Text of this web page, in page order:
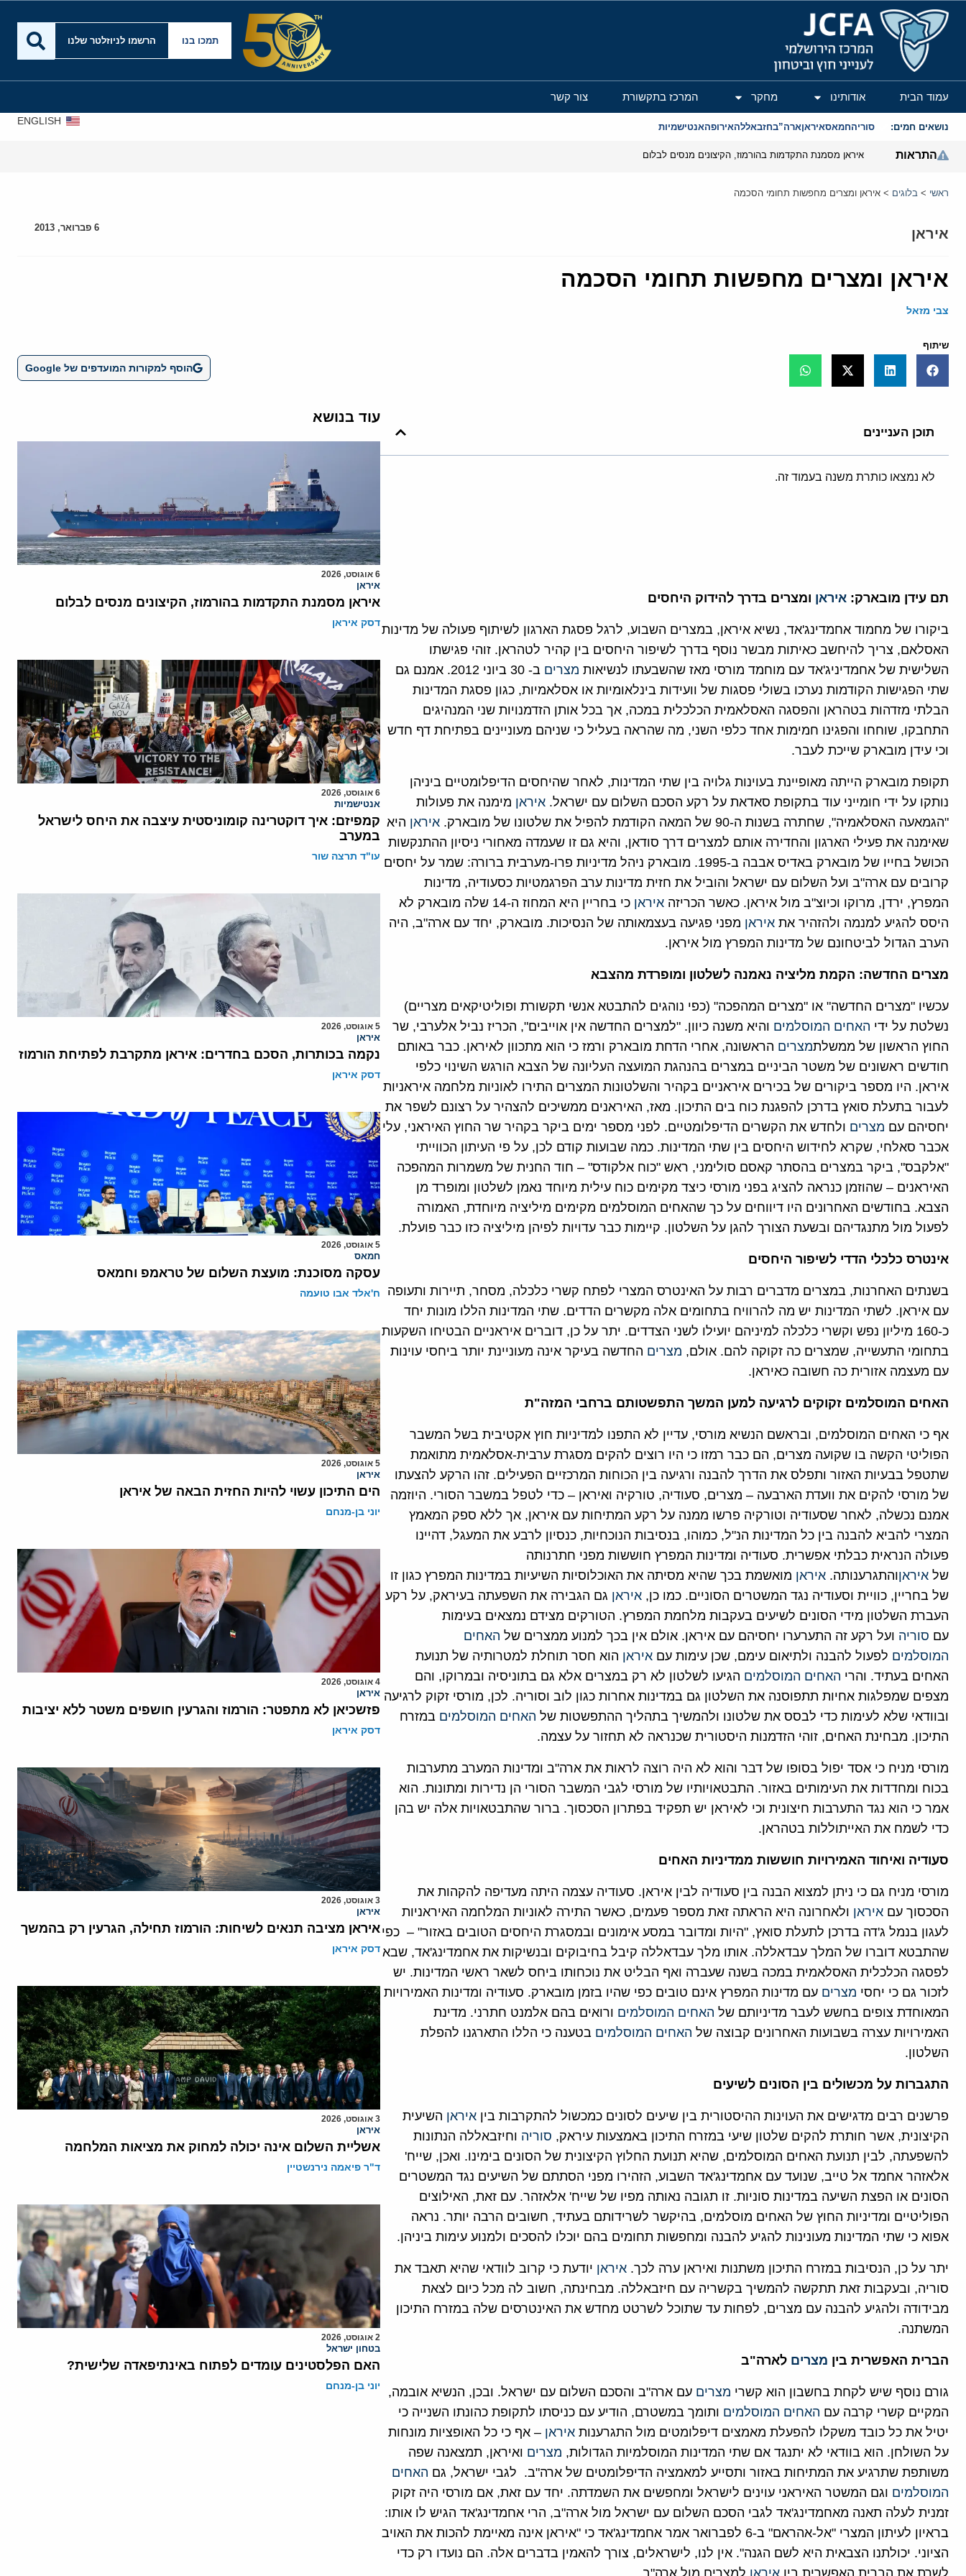
המרכז הירושלמי לענייני חוץ וביטחון
תמכו בנו הרשמו לניוזלטר שלנו
עמוד הבית אודותינו מחקר המרכז בתקשורת צור קשר
נושאים חמים: סוריהחמאסאיראןארה”בחזבאללהאירופהאנטישמיות
ENGLISH
התראות איראן מסמנת התקדמות בהורמוז, הקיצונים מנסים לבלום
ראשי > בלוגים > איראן ומצרים מחפשות תחומי הסכמה
איראן 6 פברואר, 2013
איראן ומצרים מחפשות תחומי הסכמה
צבי מזאל
שיתוף
הוסף למקורות המועדפים של Google
תוכן העניינים
לא נמצאו כותרת משנה בעמוד זה.
תם עידן מובארק: איראן ומצרים בדרך להידוק היחסים
ביקורו של מחמוד אחמדינג'אד, נשיא איראן, במצרים השבוע, לרגל פסגת הארגון לשיתוף פעולה של מדינות
האסלאם, צריך להיחשב כאיתות מבשר נוסף בדרך לשיפור היחסים בין קהיר לטהראן. זוהי פגישתו
השלישית של אחמדיניג'אד עם מוחמד מורסי מאז שהשבעתו לנשיאות מצרים
ב- 30 ביוני 2012. אמנם גם
שתי הפגישות הקודמות נערכו בשולי פסגות של וועידות בינלאומיות או אסלאמיות, כגון פסגת המדינות
הבלתי מזדהות בטהראן והפסגה האסלאמית הכלכלית במכה, אך בכל אותן הזדמנויות שני המנהיגים
התחבקו, שוחחו והפגינו חמימות אחד כלפי השני, מה שהראה בעליל כי שניהם מעוניינים בפתיחת דף חדש
וכי עידן מובארק שייכת לעבר.
תקופת מובארק הייתה מאופיינת בעוינות גלויה בין שתי המדינות, לאחר שהיחסים הדיפלומטיים ביניהן
נותקו על ידי חומייני עוד בתקופת סאדאת על רקע הסכם השלום עם ישראל. איראן מימנה את פעולות
"הגמאעה האסלאמיה", שחתרה בשנות ה-90 של המאה הקודמת להפיל את שלטונו של מובארק.
איראן היא
שאימנה את פעילי הארגון והחדירה אותם למצרים דרך סודאן, והיא גם זו שעמדה מאחורי ניסיון ההתנקשות
הכושל בחייו של מובארק באדיס אבבה ב-1995. מובארק ניהל מדיניות פרו-מערבית ברורה: שמר על יחסים
קרובים עם ארה"ב ועל השלום עם ישראל והוביל את חזית מדינות ערב הפרגמטיות כסעודיה, מדינות
המפרץ, ירדן, מרוקו וכיוצ"ב מול איראן. כאשר הכריזה איראן
כי בחריין היא המחוז ה-14 שלה מובארק לא
היסס להגיע למנמה ולהזהיר את איראן מפני פגיעה בעצמאותה של הנסיכות. מובארק, יחד עם ארה"ב, היה
הערב הגדול לביטחונם של מדינות המפרץ מול איראן.
מצרים החדשה: הקמת מליציה נאמנה לשלטון ומופרדת מהצבא
עכשיו "מצרים החדשה" או "מצרים המהפכה" (כפי נוהגים להתבטא אנשי תקשורת ופוליטיקאים מצריים)
נשלטת על ידי האחים המוסלמים והיא משנה כיוון. "למצרים החדשה אין אוייבים", הכריז נביל אלערבי, שר
החוץ הראשון של ממשלתמצרים הראשונה, אחרי הדחת מובארק ורמז כי הוא מתכוון לאיראן. כבר באותם
חודשים ראשונים של משטר הביניים במצרים בהנהגת המועצה העליונה של הצבא הורגש השינוי כלפי
איראן. היו מספר ביקורים של בכירים איראניים בקהיר והשלטונות המצרים התירו לאוניות מלחמה איראניות
לעבור בתעלת סואץ בדרכן להפגנת כוח בים התיכון. מאז, האיראנים ממשיכים להצהיר על רצונם לשפר את
יחסיהם עם מצרים ולחדש את הקשרים הדיפלומטיים. לפני מספר ימים ביקר בקהיר שר החוץ האיראני, עלי
אכבר סאלחי, שקרא לחידוש היחסים בין שתי המדינות. כמה שבועות קודם לכן, על פי העיתון הכווייתי
"אלקבס", ביקר במצרים בהסתר קאסם סולימני, ראש "כוח אלקודס" – חוד החנית של משמרות המהפכה
האיראנים – שהוזמן כנראה להציג בפני מורסי כיצד מקימים כוח עילית מיוחד נאמן לשלטון ומופרד מן
הצבא. בחודשים האחרונים היו דיווחים על כך שהאחים המוסלמים מקימים מיליציה מיוחדת, האמורה
לפעול מול מתנגדיהם ובשעת הצורך להגן על השלטון. קיימות כבר עדויות לפיהן מיליציה כזו כבר פועלת.
אינטרס כלכלי הדדי לשיפור היחסים
בשנתים האחרנות, במצרים מדברים רבות על האינטרס המצרי לפתח קשרי כלכלה, מסחר, תיירות ותעופה
עם איראן. לשתי המדינות יש מה להרוויח בתחומים אלה מקשרים הדדים. שתי המדינות הללו מונות יחד
כ-160 מיליון נפש וקשרי כלכלה למיניהם יועילו לשני הצדדים. יתר על כן, דוברים איראניים הבטיחו השקעות
בתחומי התעשייה, שמצרים כה זקוקה להם. אולם, מצרים החדשה בעיקר אינה מעוניינת יותר ביחסי עוינות
עם מעצמה אזורית כה חשובה כאיראן.
האחים המוסלמים זקוקים לרגיעה למען המשך התפשטותם ברחבי המזה"ת
אף כי האחים המוסלמים, ובראשם הנשיא מורסי, עדיין לא התפנו למדיניות חוץ אקטיבית בשל המשבר
הפוליטי הקשה בו שקועה מצרים, הם כבר רמזו כי היו רוצים להקים מסגרת ערבית-אסלאמית מתואמת
שתטפל בבעיות האזור ותפלס את הדרך להבנה ורגיעה בין הכוחות המרכזיים הפעילים. זהו הרקע להצעתו
של מורסי להקים את וועדת הארבעה – מצרים, סעודיה, טורקיה ואיראן – כדי לטפל במשבר הסורי. היוזמה
אמנם נכשלה, לאחר שסעודיה וטורקיה פרשו ממנה על רקע המתיחות עם איראן, אך ללא ספק המאמץ
המצרי להביא להבנה בין כל המדינות הנ"ל, כמוהו, בנסיבות הנוכחיות, כנסיון לרבע את המעגל, דהיינו
פעולה הנראית כבלתי אפשרית. סעודיה ומדינות המפרץ חוששות מפני חתרנותה
של איראןוהתגרענותה. איראן מואשמת בכך שהיא מסיתה את האוכלוסיות השיעיות במדינות המפרץ כגון זו
של בחריין, כוויית וסעודיה נגד המשטרים הסוניים. כמו כן, איראן גם הגבירה את השפעתה בעיראק, על רקע
העברת השלטון מידי הסונים לשיעים בעקבות מלחמת המפרץ. הטורקים מצידם נמצאים בעימות
עם סוריה ועל רקע זה התערערו יחסיהם עם איראן. אולם אין בכך למנוע ממצרים של האחים
המוסלמים לפעול להבנה ולתיאום עימם, שכן עימות עם איראן הוא חסר תוחלת למטרותיה של תנועת
האחים בעתיד. והרי האחים המוסלמים הגיעו לשלטון לא רק במצרים אלא גם בתוניסיה ובמרוקו, והם
מצפים שמפלגות אחיות תתפוסנה את השלטון גם במדינות אחרות כגון לוב וסוריה. לכן, מורסי זקוק לרגיעה
ובוודאי שלא לעימות כדי לבסס את שלטונו ולהמשיך בתהליך ההתפשטות של האחים המוסלמים במזרח
התיכון. מבחינת האחים, זוהי הזדמנות היסטורית שכנראה לא תחזור על עצמה.
מורסי מניח כי אסד יפול בסופו של דבר והוא לא היה רוצה לראות את ארה"ב ומדינות המערב מתערבות
בכוח ומחדדות את העימותים באזור. התבטאויותיו של מורסי לגבי המשבר הסורי הן נדירות ומתונות. הוא
אמר כי הוא נגד התערבות חיצונית וכי לאיראן יש תפקיד בפתרון הסכסוך. ברור שהתבטאויות אלה יש בהן
כדי לשמח את האייתוללות בטהראן.
סעודיה ואיחוד האמירויות חוששות ממדיניות האחים
מורסי מניח גם כי ניתן למצוא הבנה בין סעודיה לבין איראן. סעודיה עצמה היתה מעדיפה להקהות את
הסכסוך עם איראן ולאחרונה היא הראתה זאת מספר פעמים, כאשר התירה לאוניות המלחמה האיראניות
לעגון בנמל ג'דה בדרכן לתעלת סואץ, "היות ומדובר במסע אימונים ובמסגרת היחסים הטובים באזור" – כפי
שהתבטא דוברו של המלך עבדאללה. אותו מלך עבדאללה קיבל בחיבוקים ובנשיקות את אחמדינג'אד, שבא
לפסגה הכלכלית האסלאמית במכה בשנה שעברה ואף הבליט את נוכחותו ביחס לשאר ראשי המדינות. יש
לזכור גם כי יחסי מצרים עם מדינות המפרץ אינם טובים כפי שהיו בזמן מובארק. סעודיה ומדינות האמירויות
המאוחדת צופים בחשש לעבר מדיניותם של האחים המוסלמים ורואים בהם אלמנט חתרני. מדינת
האמירויות עצרה בשבועות האחרונים קבוצה של האחים המוסלמים בטענה כי הללו התארגנו להפלת
השלטון.
התגברות על מכשולים בין הסונים לשיעים
פרשנים רבים מדגישים את העוינות ההיסטורית בין שיעים לסונים כמכשול להתקרבות בין איראן השיעית
הקיצונית, אשר חותרת להקים שלטון שיעי במזרח התיכון באמצעות עיראק, סוריה וחיזבאללה הנתונות
להשפעתה, לבין תנועת האחים המוסלמים, שהיא תנועת החלוץ הקיצונית של הסונים בימינו. ואכן, שייח'
אלאזהר אחמד אל טייב, שנועד עם אחמדינג'אד השבוע, הזהירו מפני הסתתם של השיעים נגד המשטרים
הסונים או הפצת השיעה במדינות סוניות. זו תגובה נאותה מפיו של שייח' אלאזהר. עם זאת, האילוצים
הפוליטיים ומדיניות החוץ של האחים מוסלמים, בהיקשר לשרידותם בעתיד, חשובים הרבה יותר. נראה
אפוא כי שתי המדינות מעונינות להגיע להבנה ומחפשות תחומים בהם יוכלו להסכים ולמנוע עימות ביניהן.
יתר על כן, הנסיבות במזרח התיכון משתנות ואיראן ערה לכך. איראן יודעת כי קרוב לוודאי שהיא תאבד את
סוריה, ובעקבות זאת תתקשה להמשיך בקשריה עם חיזבאללה. מבחינתה, חשוב לה מכל כיום לצאת
מבידודה ולהגיע להבנה עם מצרים, לפחות עד שתוכל לשרטט מחדש את האינטרסים שלה במזרח התיכון
המשתנה.
הברית האפשרית בין מצרים לארה"ב
גורם נוסף שיש לקחת בחשבון הוא קשרי מצרים עם ארה"ב והסכם השלום עם ישראל. ובכן, הנשיא אובמה,
המקיים קשרי קרבה עם האחים המוסלמים ותומך במשטרם, הודיע עם כניסתו לתקופת כהונתו השנייה כי
יטיל את כל כובד משקלו להפעלת מאמצים דיפלומטים מול התגרענות איראן – אף כי כל האופציות מונחות
על השולחן. הוא בוודאי לא יתנגד אם שתי המדינות המוסלמיות הגדולות, מצרים ואיראן, תמצאנה שפה
משותפת שתרגיע את המתיחות באזור ותסייע למאמציה הדיפלומטים של ארה"ב. לגבי ישראל, גם האחים
המוסלמים וגם המשטר האיראני עוינים לישראל ומחפשים את השמדתה. יחד עם זאת, אם מורסי היה זקוק
זמנית לעלה תאנה מאחמדינג'אד לגבי הסכם השלום עם ישראל מול ארה"ב, הרי אחמדינג'אד הגיש לו אותו:
בראיון לעיתון המצרי "אל-אהראם" ב-6 לפברואר אמר אחמדינג'אד כי "איראן אינה מאיימת להכות את האויב
הציוני. יכולתנו הצבאית היא לשם הגנה". אין לנו, לישראלים, צורך להאמין בדברים אלה. הם נועדו רק כדי
עוד בנושא
6 אוגוסט, 2026
איראן
איראן מסמנת התקדמות בהורמוז, הקיצונים מנסים לבלום
דסק איראן
6 אוגוסט, 2026
אנטישמיות
קמפיזם: איך דוקטרינה קומוניסטית עיצבה את היחס לישראל
במערב
עו"ד תרצה שור
5 אוגוסט, 2026
איראן
נקמה בכותרות, הסכם בחדרים: איראן מתקרבת לפתיחת הורמוז
דסק איראן
5 אוגוסט, 2026
חמאס
עסקה מסוכנת: מועצת השלום של טראמפ וחמאס
ח'אלד אבו טועמה
5 אוגוסט, 2026
איראן
הים התיכון עשוי להיות החזית הבאה של איראן
יוני בן-מנחם
4 אוגוסט, 2026
איראן
פזשכיאן לא מתפטר: הורמוז והגרעין חושפים משטר ללא יציבות
דסק איראן
3 אוגוסט, 2026
איראן
איראן מציבה תנאים לשיחות: הורמוז תחילה, הגרעין רק בהמשך
דסק איראן
3 אוגוסט, 2026
איראן
אשליית השלום אינה יכולה למחוק את מציאות המלחמה
ד"ר פיאמה נירנשטיין
2 אוגוסט, 2026
בטחון ישראל
האם הפלסטינים עומדים לפתוח באינתיפאדה שלישית?
יוני בן-מנחם